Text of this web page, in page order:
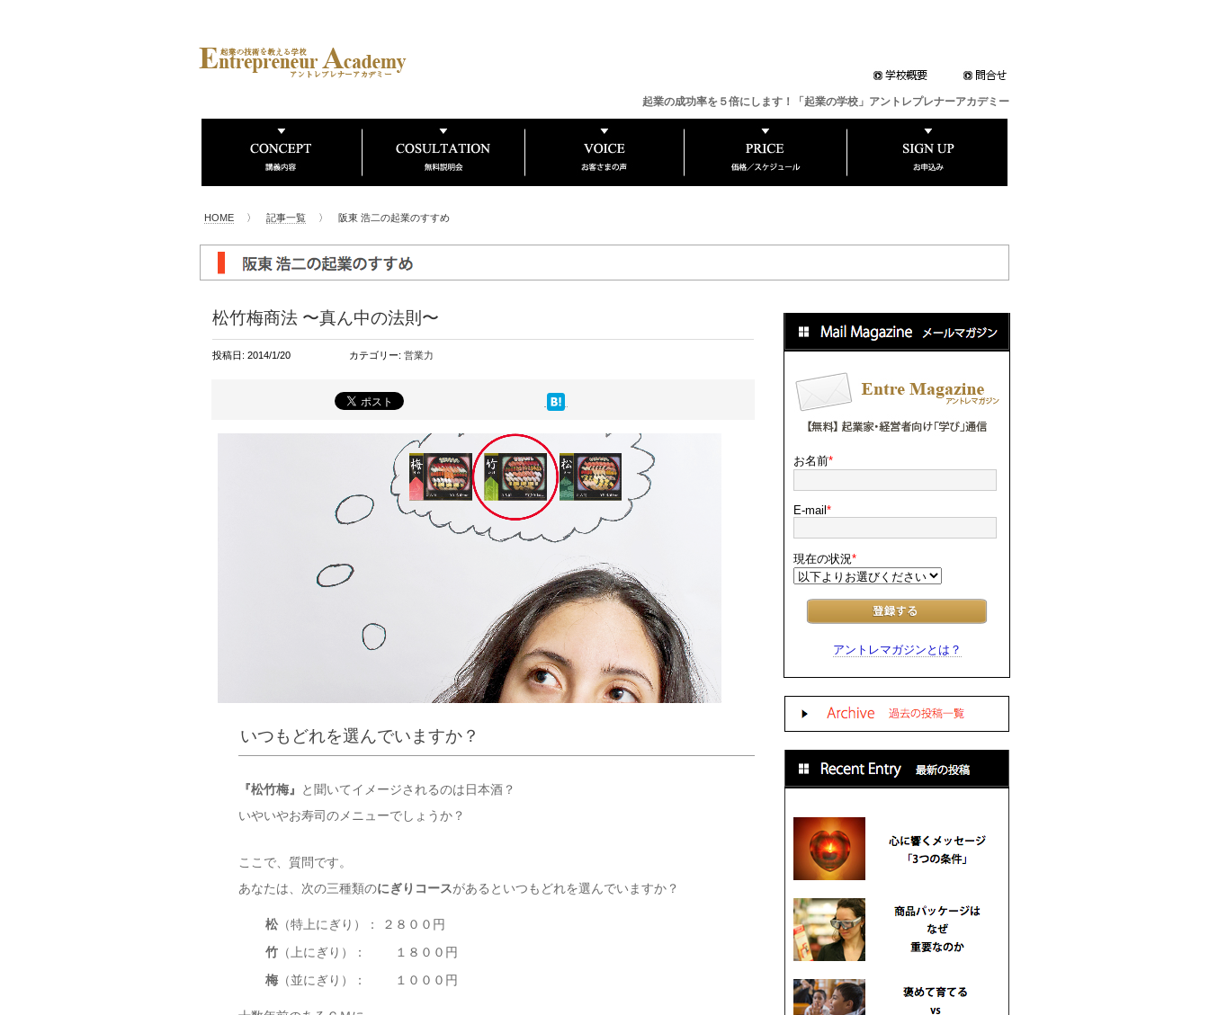
起業の成功率を５倍にします！「起業の学校」アントレプレナーアカデミー
HOME 〉 記事一覧 〉 阪東 浩二の起業のすすめ
松竹梅商法 〜真ん中の法則〜
投稿日: 2014/1/20 カテゴリー: 営業力
いつもどれを選んでいますか？
『松竹梅』
と聞いてイメージされるのは日本酒？
いやいやお寿司のメニューでしょうか？
ここで、質問です。
あなたは、次の三種類のにぎりコースがあるといつもどれを選んでいますか？
松（特上にぎり）： ２８００円
竹 （上にぎり）： １８００円
梅（並にぎり）： １０００円
お名前*
E-mail *
現在の状況*
アントレマガジンとは？